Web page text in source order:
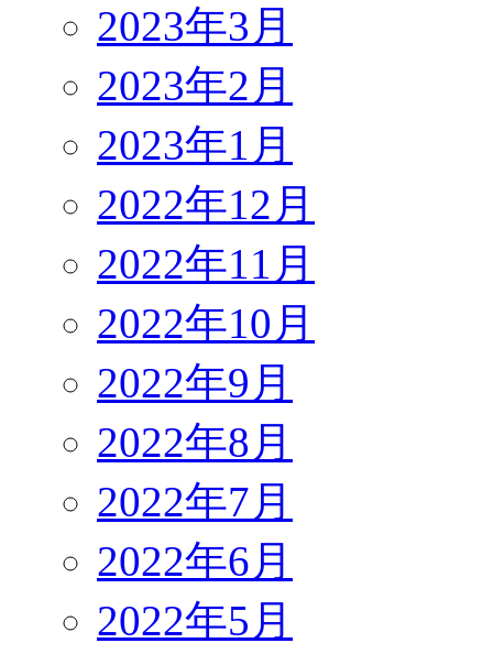
2023年3月
2023年2月
2023年1月
2022年12月
2022年11月
2022年10月
2022年9月
2022年8月
2022年7月
2022年6月
2022年5月